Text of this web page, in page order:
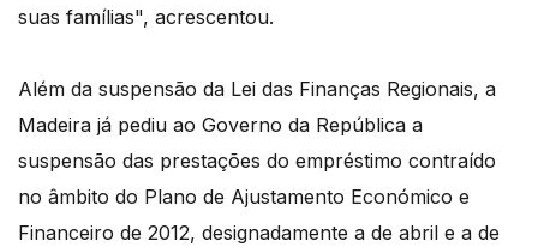
suas famílias", acrescentou.
Além da suspensão da Lei das Finanças Regionais, a
Madeira já pediu ao Governo da República a
suspensão das prestações do empréstimo contraído
no âmbito do Plano de Ajustamento Económico e
Financeiro de 2012, designadamente a de abril e a de